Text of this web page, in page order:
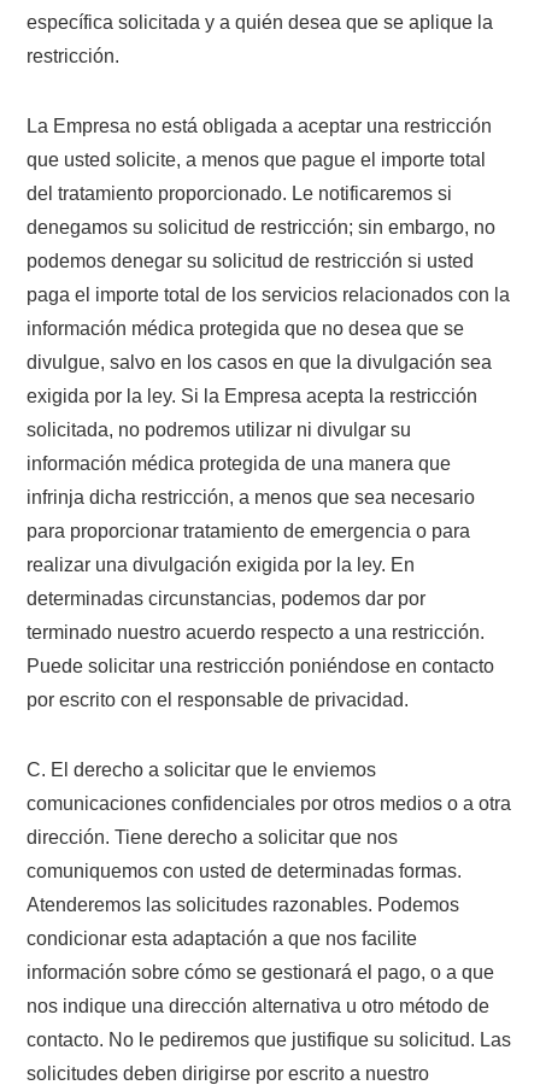
específica solicitada y a quién desea que se aplique la
restricción.
La Empresa no está obligada a aceptar una restricción
que usted solicite, a menos que pague el importe total
del tratamiento proporcionado. Le notificaremos si
denegamos su solicitud de restricción; sin embargo, no
podemos denegar su solicitud de restricción si usted
paga el importe total de los servicios relacionados con la
información médica protegida que no desea que se
divulgue, salvo en los casos en que la divulgación sea
exigida por la ley. Si la Empresa acepta la restricción
solicitada, no podremos utilizar ni divulgar su
información médica protegida de una manera que
infrinja dicha restricción, a menos que sea necesario
para proporcionar tratamiento de emergencia o para
realizar una divulgación exigida por la ley. En
determinadas circunstancias, podemos dar por
terminado nuestro acuerdo respecto a una restricción.
Puede solicitar una restricción poniéndose en contacto
por escrito con el responsable de privacidad.
C. El derecho a solicitar que le enviemos
comunicaciones confidenciales por otros medios o a otra
dirección. Tiene derecho a solicitar que nos
comuniquemos con usted de determinadas formas.
Atenderemos las solicitudes razonables. Podemos
condicionar esta adaptación a que nos facilite
información sobre cómo se gestionará el pago, o a que
nos indique una dirección alternativa u otro método de
contacto. No le pediremos que justifique su solicitud. Las
solicitudes deben dirigirse por escrito a nuestro